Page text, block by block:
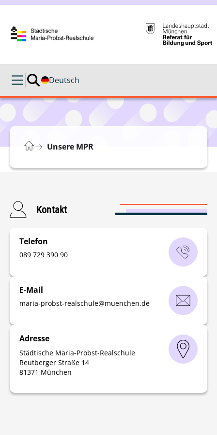
Deutsch
Unsere MPR
Kontakt
Telefon
‭089 729 390 90‬
E-Mail
maria-probst-realschule@muenchen.de
Adresse
Städtische Maria-Probst-Realschule
Reutberger Straße 14
81371 München